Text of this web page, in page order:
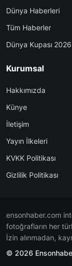
Dünya Haberleri
Tüm Haberler
Dünya Kupası 2026
Kurumsal
Hakkımızda
Künye
İletişim
Yayın İlkeleri
KVKK Politikası
Gizlilik Politikası
ensonhaber.com
fotoğrafların her
İzin alınmadan,
© 2026